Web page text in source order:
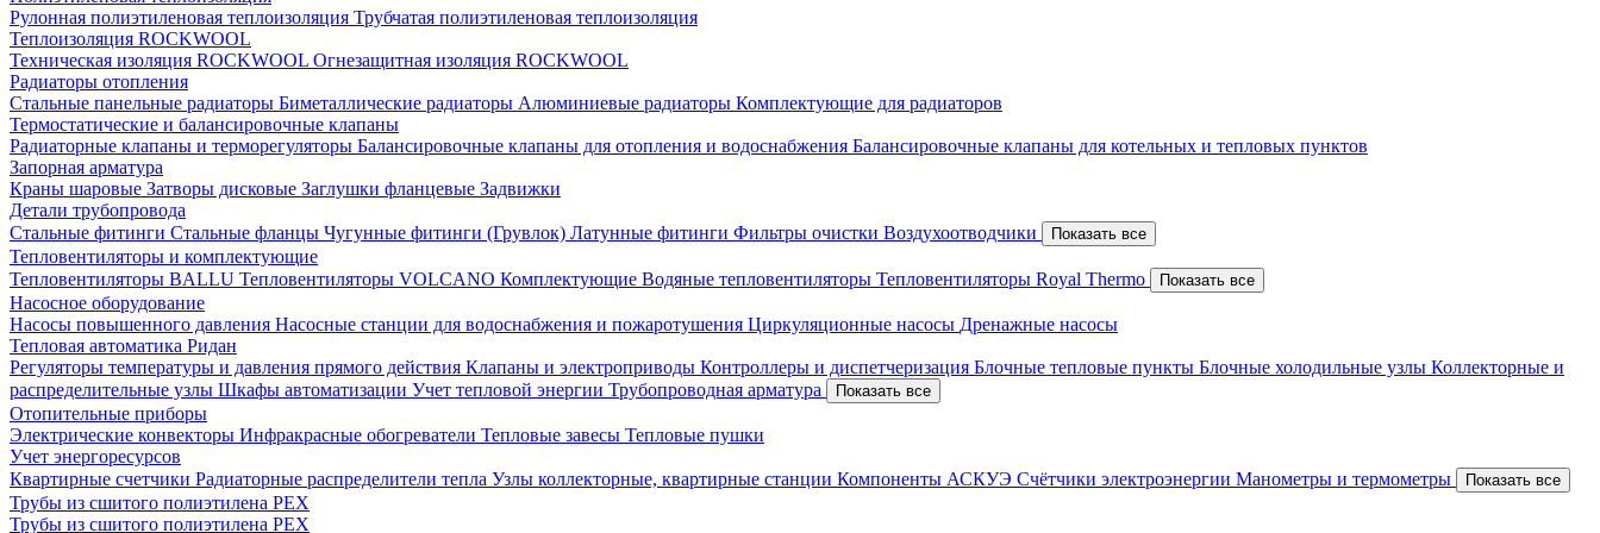
Рулонная полиэтиленовая теплоизоляция Трубчатая полиэтиленовая теплоизоляция
Теплоизоляция ROCKWOOL
Техническая изоляция ROCKWOOL Огнезащитная изоляция ROCKWOOL
Радиаторы отопления
Стальные панельные радиаторы Биметаллические радиаторы Алюминиевые радиаторы Комплектующие для радиаторов
Термостатические и балансировочные клапаны
Радиаторные клапаны и терморегуляторы Балансировочные клапаны для отопления и водоснабжения Балансировочные клапаны для котельных и тепловых пунктов
Запорная арматура
Краны шаровые Затворы дисковые Заглушки фланцевые Задвижки
Детали трубопровода
Стальные фитинги Стальные фланцы Чугунные фитинги (Грувлок) Латунные фитинги Фильтры очистки Воздухоотводчики Показать все
Тепловентиляторы и комплектующие
Тепловентиляторы BALLU Тепловентиляторы VOLCANO Комплектующие Водяные тепловентиляторы Тепловентиляторы Royal Thermo Показать все
Насосное оборудование
Насосы повышенного давления Насосные станции для водоснабжения и пожаротушения Циркуляционные насосы Дренажные насосы
Тепловая автоматика Ридан
Регуляторы температуры и давления прямого действия Клапаны и электроприводы Контроллеры и диспетчеризация Блочные тепловые пункты Блочные холодильные узлы Коллекторные и
распределительные узлы Шкафы автоматизации Учет тепловой энергии Трубопроводная арматура Показать все
Отопительные приборы
Электрические конвекторы Инфракрасные обогреватели Тепловые завесы Тепловые пушки
Учет энергоресурсов
Квартирные счетчики Радиаторные распределители тепла Узлы коллекторные, квартирные станции Компоненты АСКУЭ Счётчики электроэнергии Манометры и термометры Показать все
Трубы из сшитого полиэтилена PEX
Трубы из сшитого полиэтилена PEX